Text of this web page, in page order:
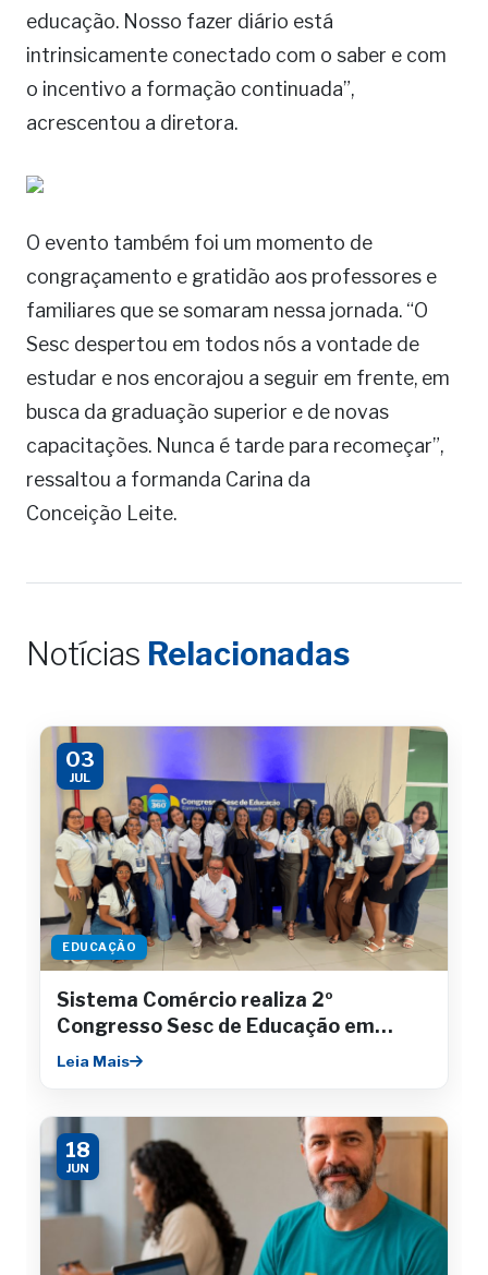
educação. Nosso fazer diário está
intrinsicamente conectado com o saber e com
o incentivo a formação continuada”,
acrescentou a diretora.
O evento também foi um momento de
congraçamento e gratidão aos professores e
familiares que se somaram nessa jornada. “O
Sesc despertou em todos nós a vontade de
estudar e nos encorajou a seguir em frente, em
busca da graduação superior e de novas
capacitações. Nunca é tarde para recomeçar”,
ressaltou a formanda Carina da
Conceição Leite.
Notícias Relacionadas
03
JUL
EDUCAÇÃO
Sistema Comércio realiza 2º
Congresso Sesc de Educação em
Aracaju
Leia Mais
18
JUN